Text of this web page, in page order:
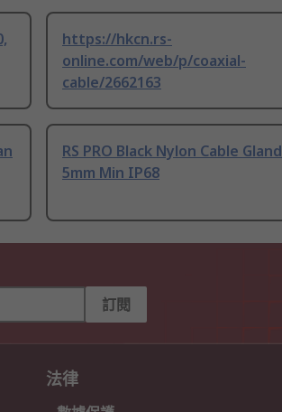
https://hkcn.rs-
online.com/web/p/coaxial-
cable/2662163
RS PRO Black Nylon Cable Gland
5mm Min IP68
訂閱
法律